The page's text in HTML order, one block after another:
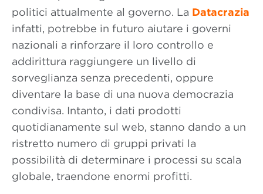
politici attualmente al governo. La Datacrazia
infatti, potrebbe in futuro aiutare i governi
nazionali a rinforzare il loro controllo e
addirittura raggiungere un livello di
sorveglianza senza precedenti, oppure
diventare la base di una nuova democrazia
condivisa. Intanto, i dati prodotti
quotidianamente sul web, stanno dando a un
ristretto numero di gruppi privati la
possibilità di determinare i processi su scala
globale, traendone enormi profitti.